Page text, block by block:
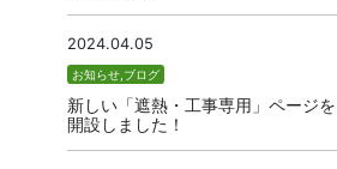
2024.04.05
お知らせ ブログ
新しい「遮熱・工事専用」ページを
開設しました！